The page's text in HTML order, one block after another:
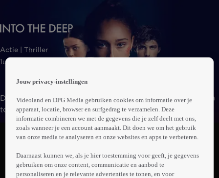
page
Actie | Thriller
1uur26min
De jonge Jess laat zich door een nieuwe liefde verleiden
tot een tochtje op zijn jacht. Midden op zee voegt een
tweede vrouw zich bij hen. Dan ontstaat al snel een
levensgevaarlijke situatie waarin voor Jessie niet meer
Abonneren op Videoland
info
Jouw privacy-instellingen
Videoland en DPG Media gebruiken cookies om informatie over je
apparaat, locatie, browser en surfgedrag te verzamelen. Deze
informatie combineren we met de gegevens die je zelf deelt met ons,
zoals wanneer je een account aanmaakt. Dit doen we om het gebruik
van onze media te analyseren en onze websites en apps te verbeteren.
Daarnaast kunnen we, als je hier toestemming voor geeft, je gegevens
gebruiken om onze content, communicatie en aanbod te
personaliseren en je relevante advertenties te tonen, en voor